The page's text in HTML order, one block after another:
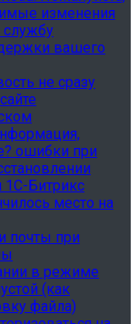
изменения
службу
вашего
не сразу
ошибки при
1С-Битрикс
место на
почты при
в режиме
(как
файла)